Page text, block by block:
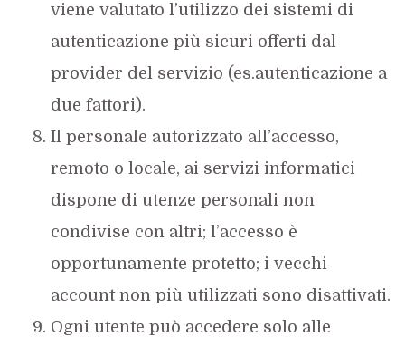
viene valutato l’utilizzo dei sistemi di
autenticazione più sicuri offerti dal
provider del servizio (es.autenticazione a
due fattori).
Il personale autorizzato all’accesso,
remoto o locale, ai servizi informatici
dispone di utenze personali non
condivise con altri; l’accesso è
opportunamente protetto; i vecchi
account non più utilizzati sono disattivati.
Ogni utente può accedere solo alle